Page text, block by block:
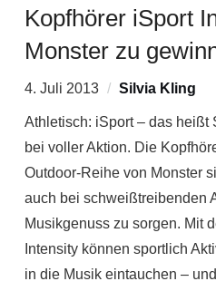
Kopfhörer iSport
Monster zu
4. Juli 2013 Silvia Kling
Athletisch: iSport – das heißt
bei voller Aktion. Die
Outdoor-Reihe von Monster
auch bei schweißtreibenden
Musikgenuss zu sorgen. Mit
Intensity können sportlich
in die Musik eintauchen –